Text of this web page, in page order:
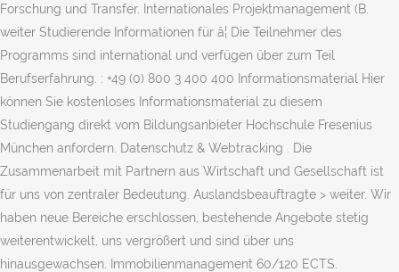
Forschung und Transfer. Internationales Projektmanagement (B.
weiter Studierende Informationen für â¦ Die Teilnehmer des
Programms sind international und verfügen über zum Teil
Berufserfahrung. : +49 (0) 800 3 400 400 Informationsmaterial Hier
können Sie kostenloses Informations­material zu diesem
Studiengang direkt vom Bildungsanbieter Hochschule Fresenius
München anfordern. Datenschutz & Webtracking . Die
Zusammenarbeit mit Partnern aus Wirtschaft und Gesellschaft ist
für uns von zentraler Bedeutung. Auslandsbeauftragte > weiter. Wir
haben neue Bereiche erschlossen, bestehende Angebote stetig
weiterentwickelt, uns vergrößert und sind über uns
hinausgewachsen. Immobilienmanagement 60/120 ECTS.